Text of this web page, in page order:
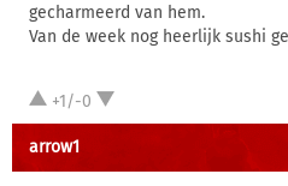
gecharmeerd van hem.
Van de week nog heerlijk sushi
+1/-0
arrow1